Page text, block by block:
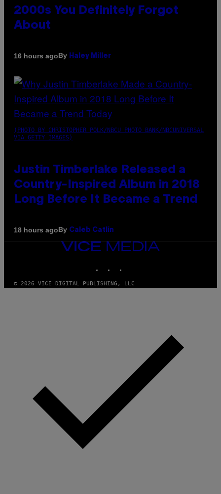
2000s You Definitely Forgot
About
16 hours agoBy Haley Miller
(PHOTO BY CHRISTOPHER POLK/NBCU PHOTO BANK/NBCUNIVERSAL
VIA GETTY IMAGES)
Justin Timberlake Released a
Country-Inspired Album in 2018
Long Before It Became a Trend
18 hours agoBy Caleb Catlin
VICE
© 2026 VICE DIGITAL PUBLISHING, LLC